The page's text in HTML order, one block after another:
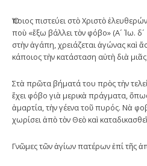
Ὅποιος πιστεύει στὸ Χριστὸ
ποὺ «ἔξω βάλλει τὸν φόβο» (Α´ Ἰω.
στὴν ἀγάπη, χρειάζεται ἀγώνας καὶ
κάποιος τὴν κατάσταση αὐτὴ διὰ μιᾶς.
Στὰ πρῶτα βήματά του πρὸς τὴν
ἔχει φόβο γιὰ μερικὰ πράγματα,
ἁμαρτία, τὴν γέενα τοῦ πυρός. Νὰ
χωρίσει ἀπὸ τὸν Θεὸ καὶ
Γνῶμες τῶν ἁγίων πατέρων ἐπί τῆς